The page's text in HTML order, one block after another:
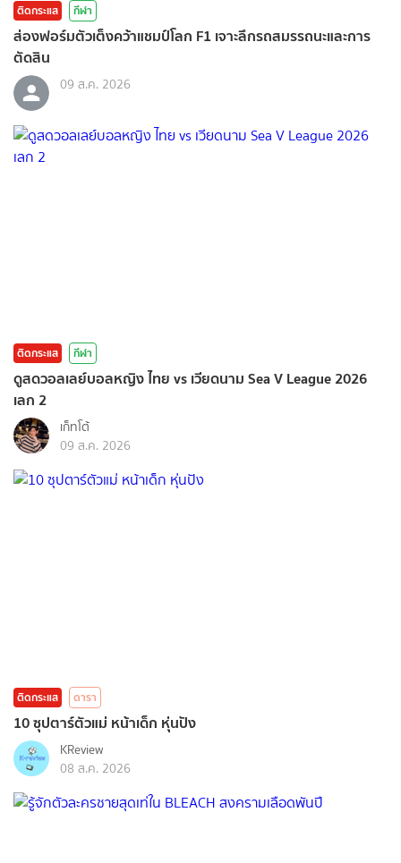
ติดกระแส กีฬา
ส่องฟอร์มตัวเต็งคว้าแชมป์โลก F1 เจาะลึกรถสมรรถนะและการ
ตัดสิน
09 ส.ค. 2026
ติดกระแส กีฬา
ดูสดวอลเลย์บอลหญิง ไทย vs เวียดนาม Sea V League 2026
เลก 2
เก็ทโต้
09 ส.ค. 2026
ติดกระแส ดารา
10 ซุปตาร์ตัวแม่ หน้าเด็ก หุ่นปัง
KReview
08 ส.ค. 2026